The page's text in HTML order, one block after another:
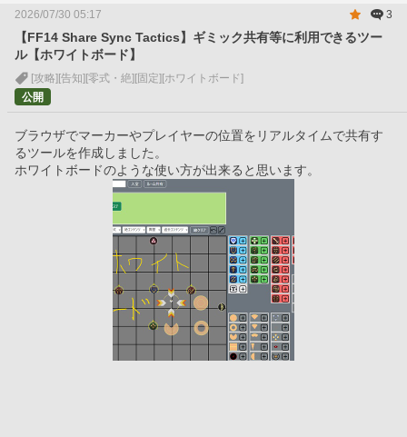
2026/07/30 05:17 3
【FF14 Share Sync Tactics】ギミック共有等に利用できるツー
ル【ホワイトボード】
[攻略] [告知] [零式・絶] [固定] [ホワイトボード]
公開
ブラウザでマーカーやプレイヤーの位置をリアルタイムで共有す
るツールを作成しました。
ホワイトボードのような使い方が出来ると思います。